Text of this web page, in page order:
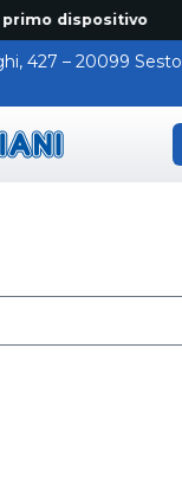
dispositivo
427 – 20099 Sesto